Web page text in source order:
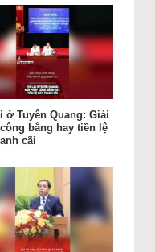
ở Tuyên Quang: Giải
bằng hay tiền lệ
cãi